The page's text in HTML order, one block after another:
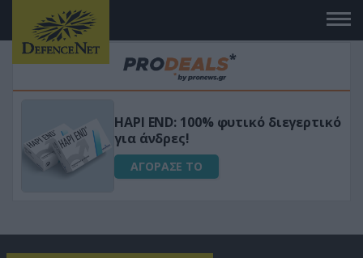
Μεταμόρφωσε τον κήπο σου με το
Ultra Box Μίνι Αλυσοπρίονο με
μπαταρία λιθίου
ΑΓΟΡΑΣΕ ΤΟ